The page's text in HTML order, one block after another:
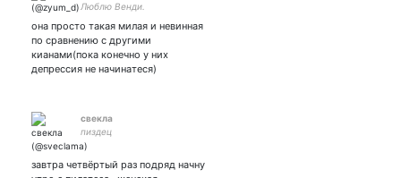
Люблю Венди.
она просто такая милая и невинная
по сравнению с другими
кианами(пока конечно у них
депрессия не начинатеся)
свекла
пиздец
завтра четвёртый раз подряд начну